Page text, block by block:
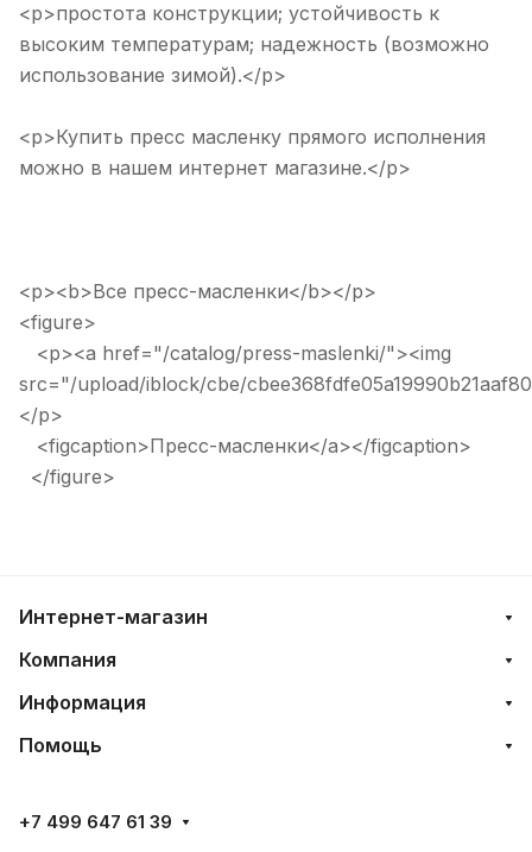
<p>простота конструкции; устойчивость к
высоким температурам; надежность (возможно
использование зимой).</p>
<p>Купить пресс масленку прямого исполнения
можно в нашем интернет магазине.</p>
<p><b>Все пресс-масленки</b></p>
<figure>
<p><a href="/catalog/press-maslenki/"><img
src="/upload/iblock/cbe/
</p>
<figcaption>Пресс-масленки</a></figcaption>
</figure>
Интернет-магазин
Компания
Информация
Помощь
+7 499 647 61 39